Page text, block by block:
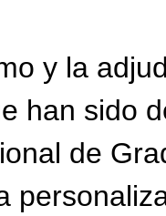
y la
han sido
de